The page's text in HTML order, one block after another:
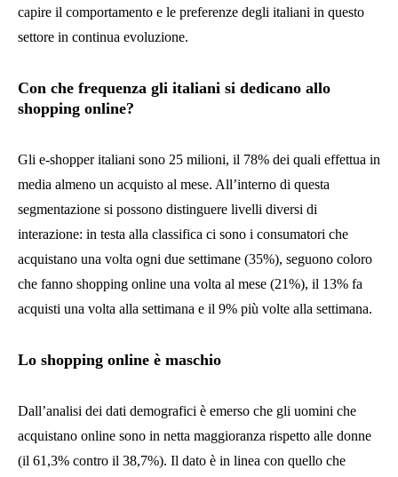
capire il comportamento e le preferenze degli italiani in questo
settore in continua evoluzione.
Con che frequenza gli italiani si dedicano allo
shopping online?
Gli e-shopper italiani sono 25 milioni, il 78% dei quali effettua in
media almeno un acquisto al mese. All’interno di questa
segmentazione si possono distinguere livelli diversi di
interazione: in testa alla classifica ci sono i consumatori che
acquistano una volta ogni due settimane (35%), seguono coloro
che fanno shopping online una volta al mese (21%), il 13% fa
acquisti una volta alla settimana e il 9% più volte alla settimana.
Lo shopping online è maschio
Dall’analisi dei dati demografici è emerso che gli uomini che
acquistano online sono in netta maggioranza rispetto alle donne
(il 61,3% contro il 38,7%). Il dato è in linea con quello che